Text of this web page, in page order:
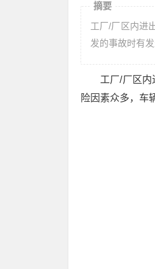
摘要
工厂/厂区内进
发的事故时有
工厂/厂区
险因素众多，车